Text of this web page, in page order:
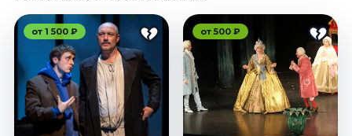
от 1 500 ₽ от 500 ₽